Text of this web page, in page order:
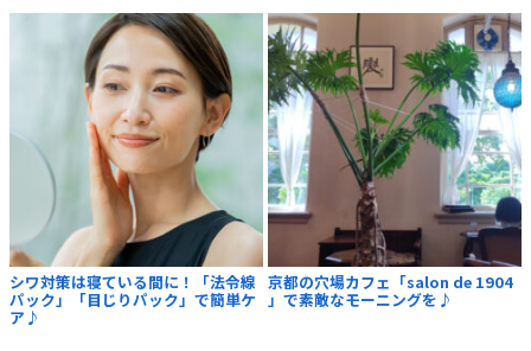
シワ対策は寝ている間に！「法令線
パック」「目じりパック」で簡単ケ
ア♪
京都の穴場カフェ「salon de 1904
」で素敵なモーニングを♪